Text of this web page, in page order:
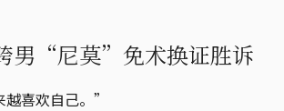
男“尼莫”免术换证胜诉
喜欢自己。”